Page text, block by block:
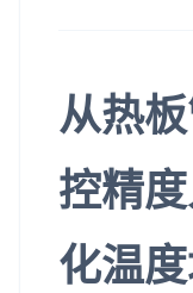
从热
控精
化温